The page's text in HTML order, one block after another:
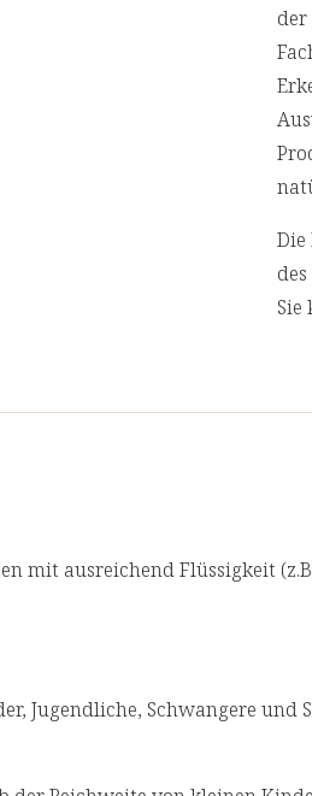
**
Sie
mit ausreichend Flüssigkeit
Jugendliche, Schwangere und